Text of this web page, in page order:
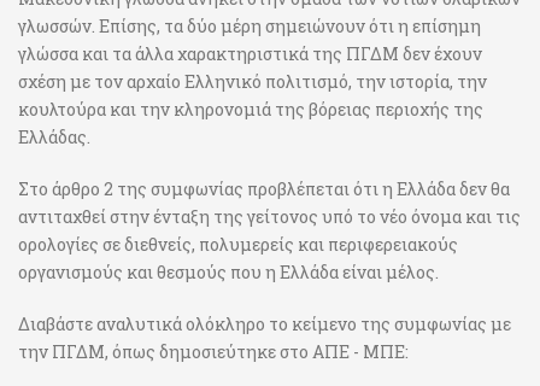
γλωσσών. Επίσης, τα δύο μέρη σημειώνουν ότι η επίσημη
γλώσσα και τα άλλα χαρακτηριστικά της ΠΓΔΜ δεν έχουν
σχέση με τον αρχαίο Ελληνικό πολιτισμό, την ιστορία, την
κουλτούρα και την κληρονομιά της βόρειας περιοχής της
Ελλάδας.
Στο άρθρο 2 της συμφωνίας προβλέπεται ότι η Ελλάδα δεν θα
αντιταχθεί στην ένταξη της γείτονος υπό το νέο όνομα και τις
ορολογίες σε διεθνείς, πολυμερείς και περιφερειακούς
οργανισμούς και θεσμούς που η Ελλάδα είναι μέλος.
Διαβάστε αναλυτικά ολόκληρο το κείμενο της συμφωνίας με
την ΠΓΔΜ, όπως δημοσιεύτηκε στο ΑΠΕ - ΜΠΕ: